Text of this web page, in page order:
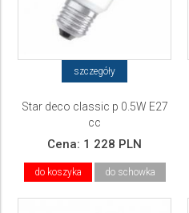
szczegóły
Star deco classic p 0.5W E27
cc
Cena: 1 228 PLN
do koszyka do schowka